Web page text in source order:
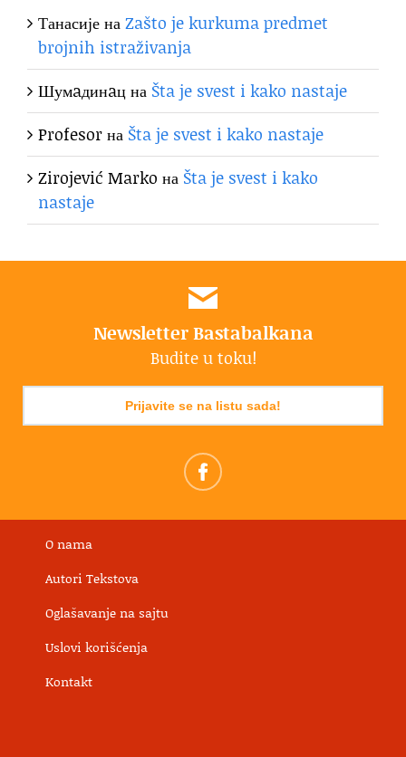
ТанасијенаZašto je kurkuma predmet
brojnih istraživanja
Шумaдинaцна Šta je svest i kako nastaje
Profesorна Šta je svest i kako nastaje
Zirojević Marko на Šta je svest i kako
nastaje
Newsletter Bastabalkana
Budite u toku!
Prijavite se na listu sada!
O nama
Autori Tekstova
Oglašavanje na sajtu
Uslovi korišćenja
Kontakt